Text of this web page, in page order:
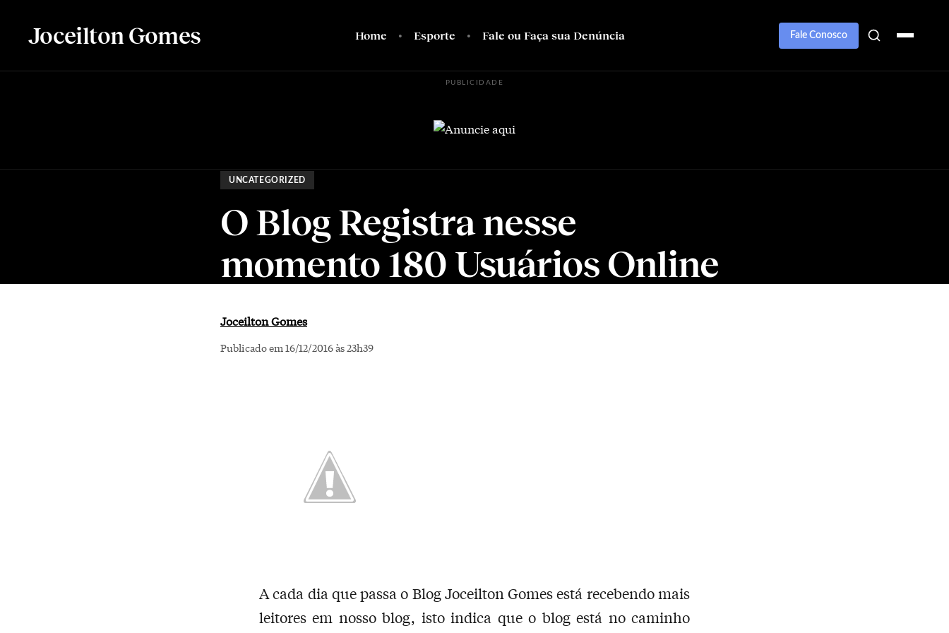
Joceilton Gomes Home Esporte Fale ou Faça sua Denúncia Fale Conosco
PUBLICIDADE
UNCATEGORIZED
O Blog Registra nesse
momento 180 Usuários Online
Joceilton Gomes
Publicado em 16/12/2016 às 23h39
A cada dia que passa o Blog Joceilton Gomes está recebendo mais
leitores em nosso blog, isto indica que o blog está no caminho